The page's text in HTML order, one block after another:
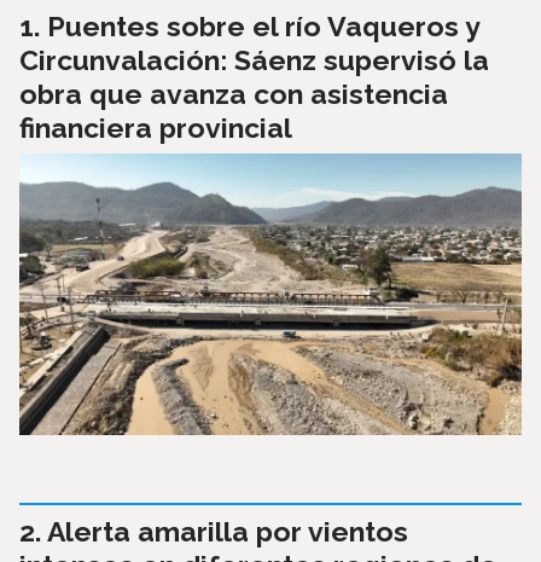
Puentes sobre el río Vaqueros y
Circunvalación: Sáenz supervisó la
obra que avanza con asistencia
financiera provincial
Alerta amarilla por vientos